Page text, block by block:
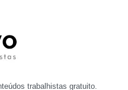
trabalhistas gratuito.